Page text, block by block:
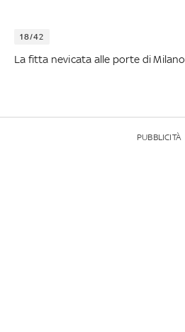
18/42
La fitta nevicata alle porte di Milano
PUBBLICITÀ